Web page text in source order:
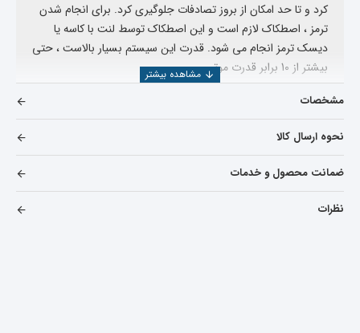
کرد و تا حد امکان از بروز تصادفات جلوگیری کرد. برای انجام شدن
ترمز ، اصطکاک لازم است و این اصطکاک توسط لنت با کاسه یا
دیسک ترمز انجام می شود. قدرت این سیستم بسیار بالاست ، حتی
بیشتر از 10 برابر قدرت موتور.
لنت با ایجاد اصطکاک ، انرژی حرکتی چرخ را به انرژی حرارتی
چرخ یا کاهش سرعت آن می شود.
وی ام 315 را میخواهید مشاهده بفرمایید میتوانید بر روی
خرید و قیمت لوازم یدکی ام وی ام 315
لنت با کیفیت ، دارای قدرت اصطکاک بالایی است و با تغییر دما و
مشخصات
نحوه ارسال کالا
ضمانت محصول و خدمات
نظرات